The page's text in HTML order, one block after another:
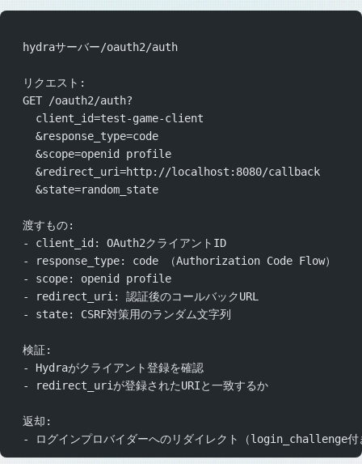
  hydraサーバー/oauth2/auth
  リクエスト:
  GET /oauth2/auth?
    client_id=test-game-client
    &response_type=code
    &scope=openid profile
    &redirect_uri=http://localhost:8080/callback
    &state=random_state
  渡すもの:
  - client_id: OAuth2クライアントID
  - response_type: code （Authorization Code Flow）
  - scope: openid profile
  - redirect_uri: 認証後のコールバックURL
  - state: CSRF対策用のランダム文字列
  検証:
  - Hydraがクライアント登録を確認
  - redirect_uriが登録されたURIと一致するか
  返却:
- ログインプロバイダーへのリダイレクト（login_challenge付